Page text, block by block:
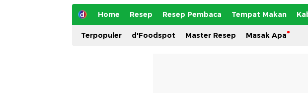
Home Resep Resep Pembaca Tempat Makan
Terpopuler d'Foodspot Master Resep Masak Apa